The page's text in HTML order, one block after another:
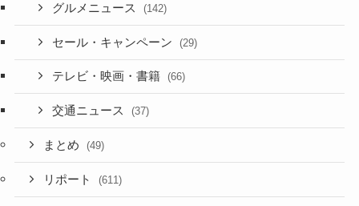
グルメニュース (142)
セール・キャンペーン (29)
テレビ・映画・書籍 (66)
交通ニュース (37)
まとめ (49)
リポート (611)